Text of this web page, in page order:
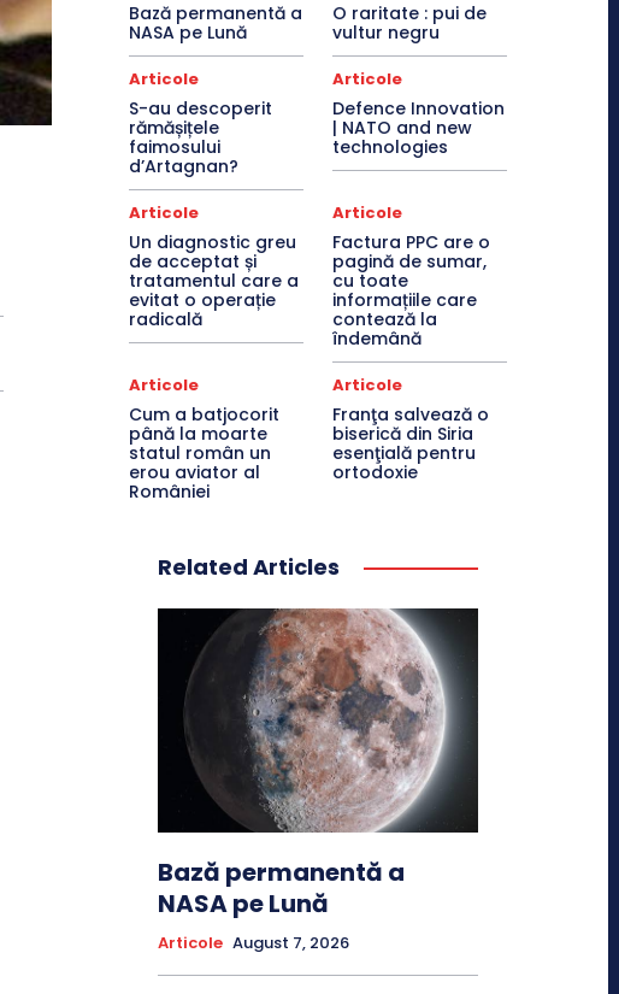
Bază permanentă a
NASA pe Lună
O raritate : pui de
vultur negru
Articole
S-au descoperit
rămășițele
faimosului
d’Artagnan?
Articole
Defence Innovation
| NATO and new
technologies
Articole
Un diagnostic greu
de acceptat și
tratamentul care a
evitat o operație
radicală
Articole
Factura PPC are o
pagină de sumar,
cu toate
informațiile care
contează la
îndemână
Articole
Cum a batjocorit
până la moarte
statul român un
erou aviator al
României
Articole
Franţa salvează o
biserică din Siria
esenţială pentru
ortodoxie
Related Articles
Bază permanentă a
NASA pe Lună
Articole August 7, 2026